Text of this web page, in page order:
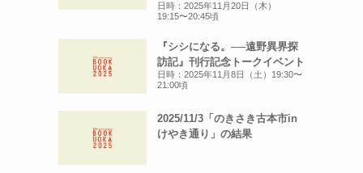
日時：2025年11月20日（木）
19:15〜20:45頃
『シシになる。──遠野異界探
訪記』刊行記念トークイベント
日時：2025年11月8日（土）19:30〜
21:00頃
2025/11/3「のきさき古本市in
けやき通り」の結果